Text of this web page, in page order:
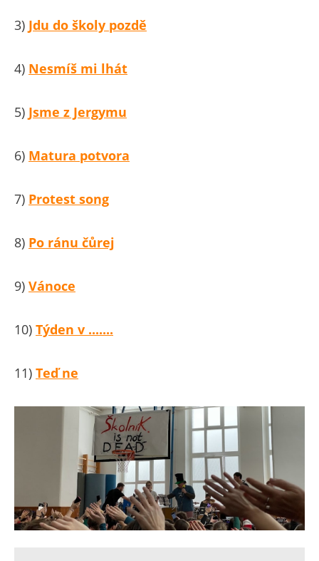
3) Jdu do školy pozdě
4) Nesmíš mi lhát
5) Jsme z Jergymu
6) Matura potvora
7) Protest song
8) Po ránu čůrej
9) Vánoce
10) Týden v .......
11) Teď ne